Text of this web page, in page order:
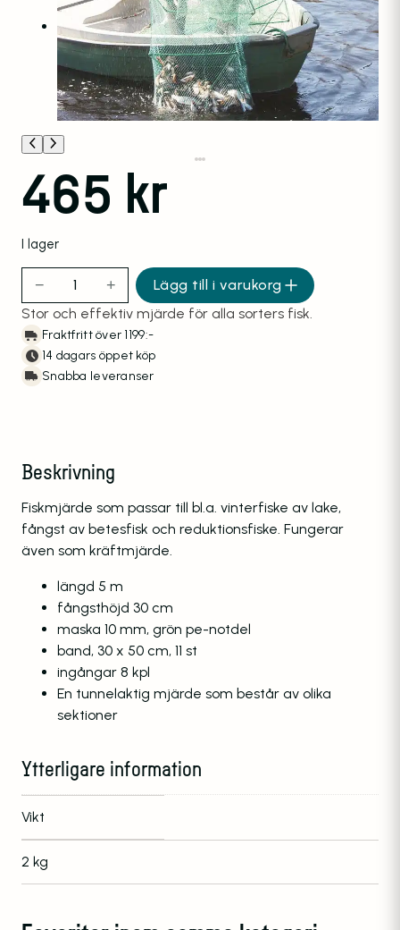
465 kr
I lager
Mjärde Aapo 10 5,0m mängd
− +
Lägg till i varukorg
Stor och effektiv mjärde för alla sorters fisk.
Fraktfritt över 1199:-
14 dagars öppet köp
Snabba leveranser
Beskrivning
Fiskmjärde som passar till bl.a. vinterfiske av lake,
fångst av betesfisk och reduktionsfiske. Fungerar
även som kräftmjärde.
längd 5 m
fångsthöjd 30 cm
maska 10 mm, grön pe-notdel
band, 30 x 50 cm, 11 st
ingångar 8 kpl
En tunnelaktig mjärde som består av olika
sektioner
Ytterligare information
Vikt
2 kg